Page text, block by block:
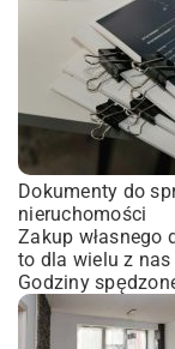
Dokumenty do
nieruchomości
Zakup własnego
to dla wielu z nas
Godziny